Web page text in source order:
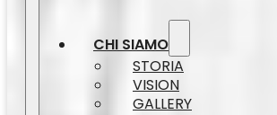
CHI SIAMO
STORIA
VISION
GALLERY